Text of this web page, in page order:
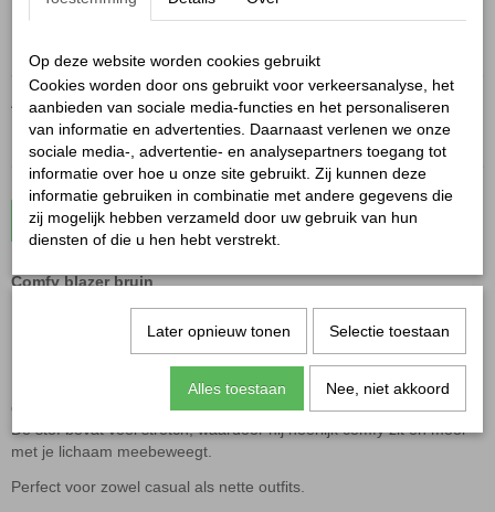
Aantal
In winkelwagen
Comfy blazer bruin
Deze Comfy blazer bruin is een echte musthave voor je garderobe.
sierzakken, een1-knoopsluitingom hem dicht te
dragen en
2 strepen op de mouwenvoor een sportief-chique detail.
De stof bevatveel stretch, waardoor hij heerlijkcomfyzit en mooi
met je lichaam meebeweegt.
Perfect voor zowel casual als nette outfits.
Op deze website worden cookies gebruikt
Cookies worden door ons gebruikt voor verkeersanalyse, het
aanbieden van sociale media-functies en het personaliseren
van informatie en advertenties. Daarnaast verlenen we onze
sociale media-, advertentie- en analysepartners toegang tot
informatie over hoe u onze site gebruikt. Zij kunnen deze
informatie gebruiken in combinatie met andere gegevens die
zij mogelijk hebben verzameld door uw gebruik van hun
diensten of die u hen hebt verstrekt.
Later opnieuw tonen Selectie toestaan
Alles toestaan Nee, niet akkoord